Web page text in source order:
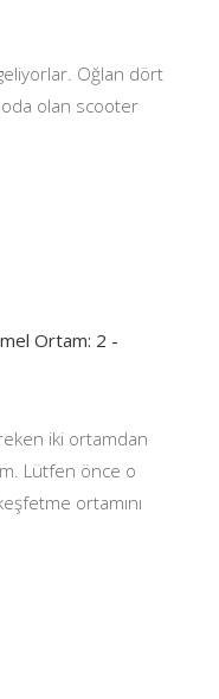
Oğlan dört
olan scooter
Ortam: 2 -
iki ortamdan
Lütfen önce o
ortamını